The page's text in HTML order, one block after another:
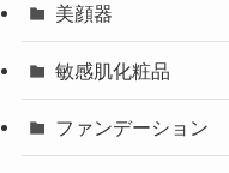
美顔器
敏感肌化粧品
ファンデーション